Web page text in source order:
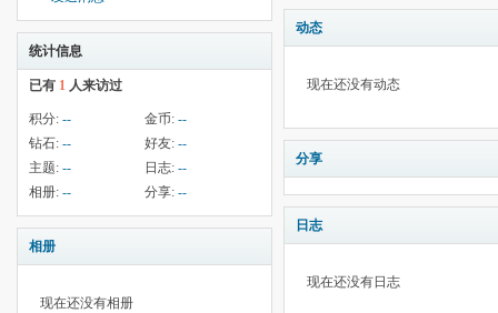
统计信息
已有 1 人来访过
积分: -- 金币: --
钻石: -- 好友: --
主题: -- 日志: --
相册: -- 分享: --
相册
现在还没有相册
动态
现在还没有动态
分享
日志
现在还没有日志